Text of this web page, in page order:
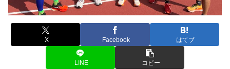
X Facebook はてブ
LINE コピー